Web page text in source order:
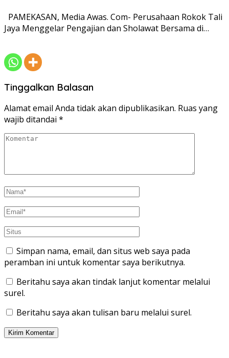
PAMEKASAN, Media Awas. Com- Perusahaan Rokok Tali
Jaya Menggelar Pengajian dan Sholawat Bersama di…
Tinggalkan Balasan
Alamat email Anda tidak akan dipublikasikan. Ruas yang
wajib ditandai *
Simpan nama, email, dan situs web saya pada
peramban ini untuk komentar saya berikutnya.
Beritahu saya akan tindak lanjut komentar melalui
surel.
Beritahu saya akan tulisan baru melalui surel.